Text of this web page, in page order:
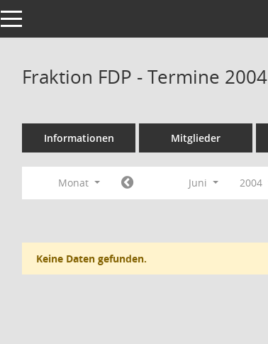
Toggle navigation
Fraktion FDP - Termine 2004
Informationen Mitglieder
Monat Juni 2004
Keine Daten gefunden.